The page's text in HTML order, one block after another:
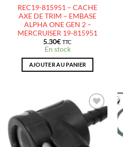
REC19-815951 – CACHE
AXE DE TRIM – EMBASE
ALPHA ONE GEN 2 –
MERCRUISER 19-815951
5.30€ TTC
En stock
AJOUTER AU PANIER
AJOUTER
À LA
LISTE
D’ENVIES